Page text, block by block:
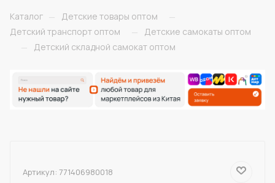
Каталог — Детские товары оптом
—
Детский транспорт оптом
—
Детские самокаты оптом
—
Детский складной самокат оптом
Артикул: 771406980018